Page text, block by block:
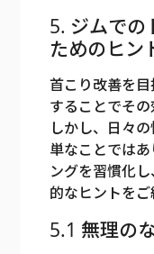
5. ジムでの
ためのヒン
首こり改善を
することでその
しかし、日々
単なことでは
ングを習慣化
的なヒントをご
5.1 無理の